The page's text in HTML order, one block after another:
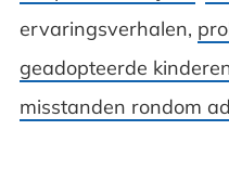
ervaringsverhalen,
geadopteerde
misstanden rondom